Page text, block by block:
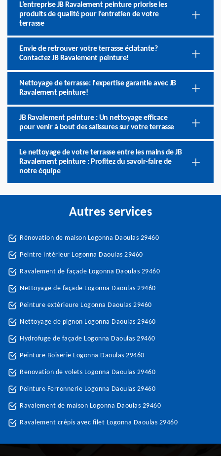
L’entreprise JB Ravalement peinture priorise les
produits de qualité pour l’entretien de votre
terrasse
Envie de retrouver votre terrasse éclatante?
Contactez JB Ravalement peinture!
Nettoyage de terrasse: l'expertise garantie avec JB
Ravalement peinture!
JB Ravalement peinture : Un nettoyage efficace
pour venir à bout des salissures sur votre terrasse
Le nettoyage de votre terrasse entre les mains de JB
Ravalement peinture : Profitez du savoir-faire de
notre équipe
Autres services
Rénovation de maison Logonna Daoulas 29460
Peintre intérieur Logonna Daoulas 29460
Ravalement de façade Logonna Daoulas 29460
Nettoyage de façade Logonna Daoulas 29460
Peinture extérieure Logonna Daoulas 29460
Nettoyage de pignon Logonna Daoulas 29460
Hydrofuge de façade Logonna Daoulas 29460
Peinture Boiserie Logonna Daoulas 29460
Renovation de volets Logonna Daoulas 29460
Peinture Ferronnerie Logonna Daoulas 29460
Ravalement de maison Logonna Daoulas 29460
Ravalement crépis avec filet Logonna Daoulas 29460